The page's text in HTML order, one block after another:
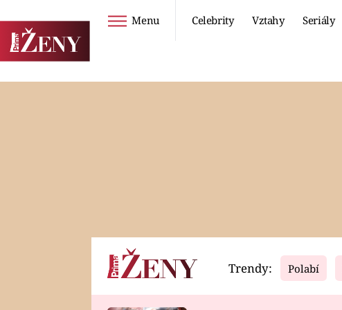
Menu Celebrity Vztahy Seriály
Horoskopy Video
Trendy: Polabí